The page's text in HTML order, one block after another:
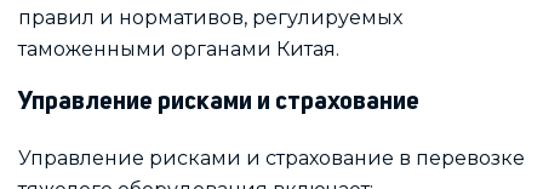
правил и нормативов, регулируемых
таможенными органами Китая.
Управление рисками и страхование
Управление рисками и страхование в перевозке